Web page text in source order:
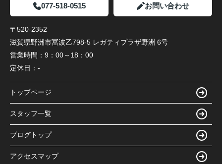
077-518-0515 お問い合わせ
〒520-2352
滋賀県野洲市冨波乙798-5 レガティプラザ野洲 6号
営業時間： 9：00～18：00
定休日： -
トップページ
スタッフ一覧
ブログトップ
アクセスマップ